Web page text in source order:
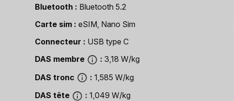
Bluetooth
Bluetooth 5.2
Carte sim
eSIM, Nano Sim
Connecteur
USB type C
DAS membre
3,18 W/kg
DAS tronc
1,585 W/kg
DAS tête
1,049 W/kg